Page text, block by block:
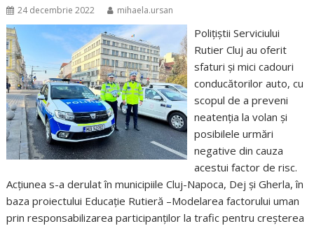
24 decembrie 2022 mihaela.ursan
Polițiștii Serviciului
Rutier Cluj au oferit
sfaturi și mici cadouri
conducătorilor auto, cu
scopul de a preveni
neatenția la volan și
posibilele urmări
negative din cauza
acestui factor de risc.
Acțiunea s-a derulat în municipiile Cluj-Napoca, Dej și Gherla, în
baza proiectului Educație Rutieră –Modelarea factorului uman
prin responsabilizarea participanților la trafic pentru creșterea